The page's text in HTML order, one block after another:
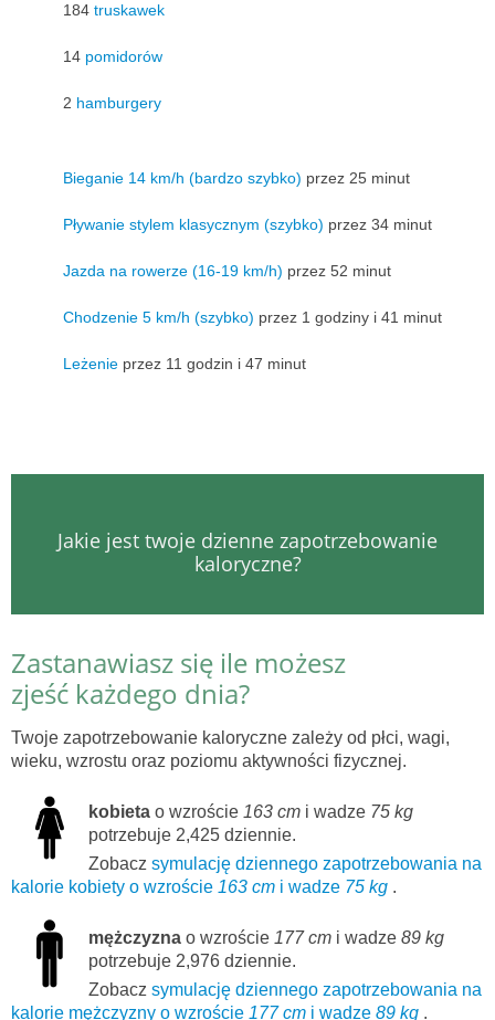
184 truskawek
14 pomidorów
2 hamburgery
Bieganie 14 km/h (bardzo szybko) przez 25 minut
Pływanie stylem klasycznym (szybko) przez 34 minut
Jazda na rowerze (16-19 km/h) przez 52 minut
Chodzenie 5 km/h (szybko) przez 1 godziny i 41 minut
Leżenie przez 11 godzin i 47 minut
Jakie jest twoje dzienne zapotrzebowanie
kaloryczne?
Zastanawiasz się ile możesz
zjeść każdego dnia?
Twoje zapotrzebowanie kaloryczne zależy od płci, wagi,
wieku, wzrostu oraz poziomu aktywności fizycznej.
kobieta o wzroście 163 cm i wadze 75 kg
potrzebuje 2,425 dziennie.
Zobacz symulację dziennego zapotrzebowania na
kalorie kobiety o wzroście 163 cm i wadze 75 kg .
mężczyzna o wzroście 177 cm i wadze 89 kg
potrzebuje 2,976 dziennie.
Zobacz symulację dziennego zapotrzebowania na
kalorie mężczyzny o wzroście 177 cm i wadze 89 kg .